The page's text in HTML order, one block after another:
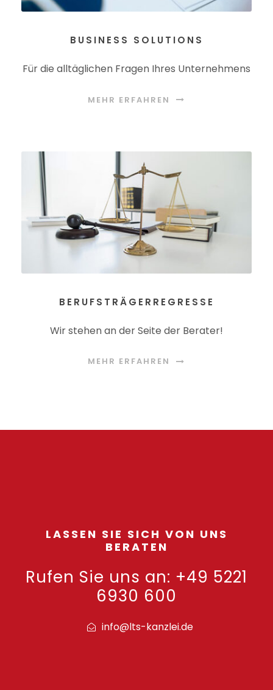
BUSINESS SOLUTIONS
Für die alltäglichen Fragen Ihres Unternehmens
MEHR ERFAHREN
BERUFSTRÄGERREGRESSE
Wir stehen an der Seite der Berater!
MEHR ERFAHREN
LASSEN SIE SICH VON UNS
BERATEN
Rufen Sie uns an: +49 5221
6930 600
info@lts-kanzlei.de